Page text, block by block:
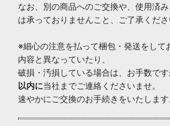
なお、別の商品へのご交換や、使用済
は承っておりませんこと、ご了承くださ
※細心の注意を払って梱包・発送をして
内容と異なっていたり、
破損・汚損している場合は、お手数です
以内に当社までご連絡くださいませ。
速やかにご交換のお手続きをいたします